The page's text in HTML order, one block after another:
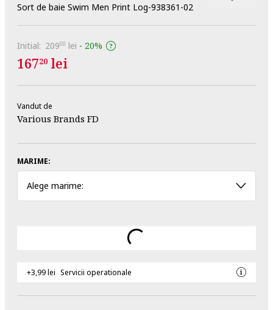
Sort de baie Swim Men Print Log-938361-02
Initial: 20900 lei - 20%
16720 lei
Vandut de
Various Brands FD
MARIME:
Alege marime:
+3,99 lei Servicii operationale